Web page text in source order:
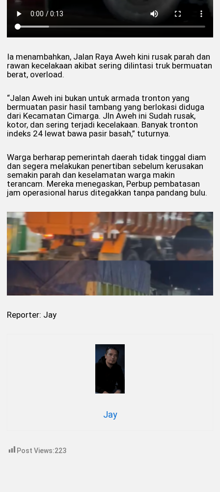
Ia menambahkan, Jalan Raya Aweh kini rusak parah dan
rawan kecelakaan akibat sering dilintasi truk bermuatan
berat, overload.
“Jalan Aweh ini bukan untuk armada tronton yang
bermuatan pasir hasil tambang yang berlokasi diduga
dari Kecamatan Cimarga. Jln Aweh ini Sudah rusak,
kotor, dan sering terjadi kecelakaan. Banyak tronton
indeks 24 lewat bawa pasir basah,” tuturnya.
Warga berharap pemerintah daerah tidak tinggal diam
dan segera melakukan penertiban sebelum kerusakan
semakin parah dan keselamatan warga makin
terancam. Mereka menegaskan, Perbup pembatasan
jam operasional harus ditegakkan tanpa pandang bulu.
Reporter: Jay
Jay
Post Views:223